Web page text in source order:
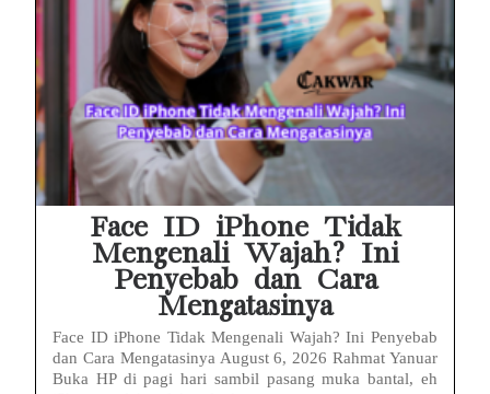
Face ID iPhone Tidak
Mengenali Wajah? Ini
Penyebab dan Cara
Mengatasinya
Face ID iPhone Tidak Mengenali Wajah? Ini Penyebab
dan Cara Mengatasinya August 6, 2026 Rahmat Yanuar
Buka HP di pagi hari sambil pasang muka bantal, eh